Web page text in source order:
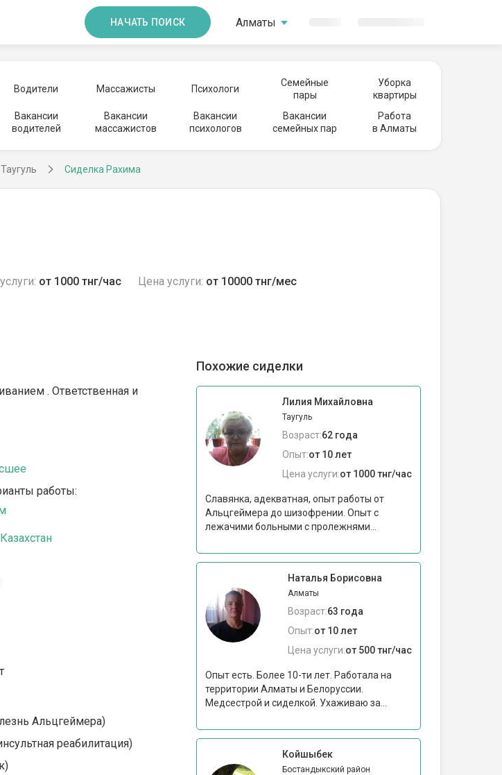
НАЧАТЬ ПОИСК Алматы
Водители Массажисты Психологи
Семейные
пары
Уборка
квартиры
Вакансии
водителей
Вакансии
массажистов
Вакансии
психологов
Вакансии
семейных пар
Работа
в Алматы
Сиделка Рахима
от 1000 тнг/час Цена услуги: от 10000 тнг/мес
. Ответственная и
работы:
Казахстан
Альцгеймера)
реабилитация)
Похожие сиделки
Лилия Михайловна
Таугуль
Возраст:62 года
Опыт:от 10 лет
Цена услуги:от 1000 тнг/час
Славянка, адекватная, опыт работы от
Альцгеймера до шизофрении. Опыт с
лежачими больными с пролежнями...
Наталья Борисовна
Алматы
Возраст:63 года
Опыт:от 10 лет
Цена услуги:от 500 тнг/час
Опыт есть. Более 10-ти лет. Работала на
территории Алматы и Белоруссии.
Медсестрой и сиделкой. Ухаживаю за...
Койшыбек
Бостандыкский район